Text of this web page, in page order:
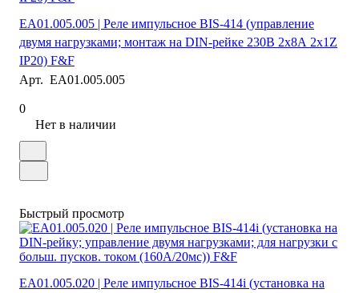
EA01.005.005 | Реле импульсное BIS-414 (управление
двумя нагрузками; монтаж на DIN-рейке 230В 2х8А 2х1Z
IP20) F&F
Арт. EA01.005.005
0
Нет в наличии
Быстрый просмотр
EA01.005.020 | Реле импульсное BIS-414i (установка на